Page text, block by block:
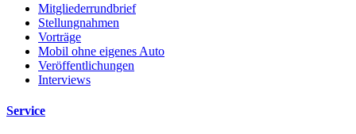
Mitgliederrundbrief
Stellungnahmen
Vorträge
Mobil ohne eigenes Auto
Veröffentlichungen
Interviews
Service